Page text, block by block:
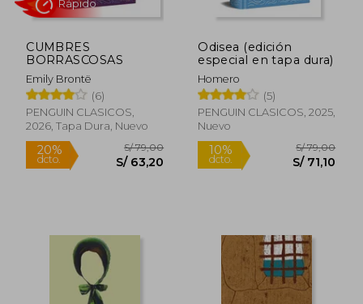
10%
dcto.
CUMBRES
BORRASCOSAS
Emily Brontë
(6)
PENGUIN CLASICOS,
2026, Tapa Dura, Nuevo
Odisea (edición
especial en tapa dura)
Homero
(5)
PENGUIN CLASICOS, 2025,
Nuevo